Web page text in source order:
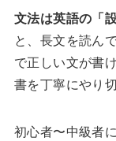
文法は英語の「
と、長文を読ん
で正しい文が書
書を丁寧にやり
初心者〜中級者